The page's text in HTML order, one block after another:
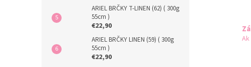
ARIEL BRČKY T-LINEN (62) ( 300g
55cm )
€22,90
ARIEL BRČKY LINEN (59) ( 300g
55cm )
€22,90